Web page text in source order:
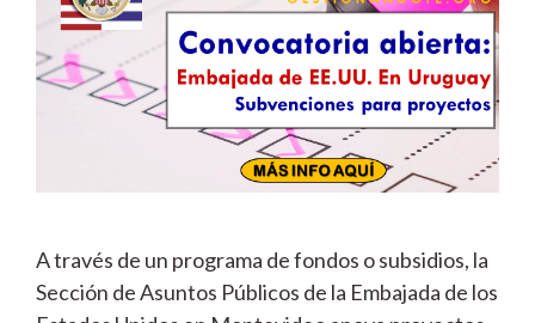
A través de un programa de fondos o subsidios, la
Sección de Asuntos Públicos de la Embajada de los